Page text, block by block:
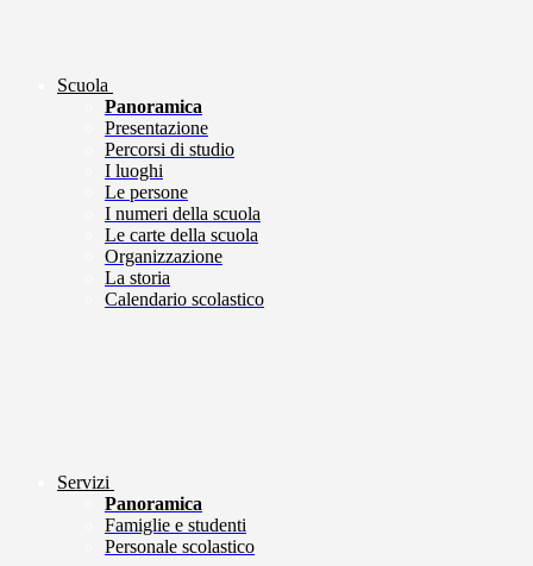
Scuola
Panoramica
Presentazione
Percorsi di studio
I luoghi
Le persone
I numeri della scuola
Le carte della scuola
Organizzazione
La storia
Calendario scolastico
Servizi
Panoramica
Famiglie e studenti
Personale scolastico